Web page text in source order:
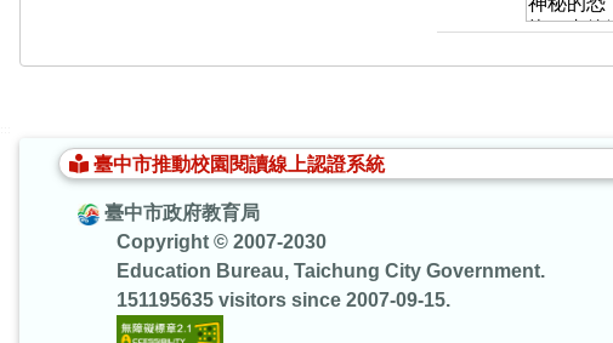
臺中市推動校園閱讀線上認證系統
臺中市政府教育局
Copyright © 2007-2030
Education Bureau, Taichung City Government.
151195635 visitors since 2007-09-15.